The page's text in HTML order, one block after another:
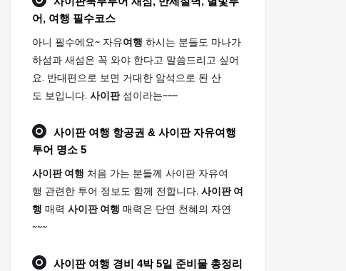
어, 여행 필수코스
아니 필수에요~ 자유여행 하시는 분들도 마나가
하섬과 새섬은 꼭 와야 한다고 말씀드리고 싶어
요. 반대편으로 보면 거대한 암석으로 된 산
도 보입니다. 사이판섬이라는~~~
사이판 여행 항공권 & 사이판 자유여행
투어 명소 5
사이판 여행 처음 가는 분들께 사이판 자유여
행 관련한 투어 정보도 함께 전합니다. 사이판 여
행 매력 사이판 여행 매력은 단연 천혜의 자연
~~~
사이판 여행 경비 4박 5일 준비물 총정리